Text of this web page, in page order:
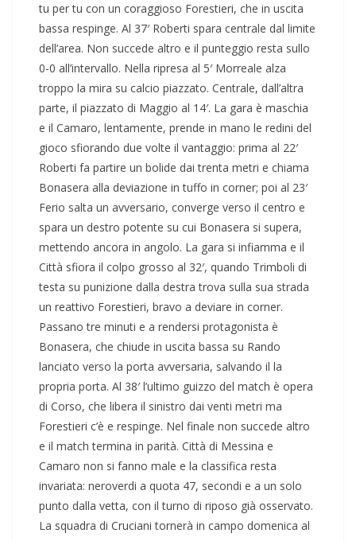
tu per tu con un coraggioso Forestieri, che in uscita
bassa respinge. Al 37′ Roberti spara centrale dal limite
dell’area. Non succede altro e il punteggio resta sullo
0-0 all’intervallo. Nella ripresa al 5′ Morreale alza
troppo la mira su calcio piazzato. Centrale, dall’altra
parte, il piazzato di Maggio al 14′. La gara è maschia
e il Camaro, lentamente, prende in mano le redini del
gioco sfiorando due volte il vantaggio: prima al 22′
Roberti fa partire un bolide dai trenta metri e chiama
Bonasera alla deviazione in tuffo in corner; poi al 23′
Ferio salta un avversario, converge verso il centro e
spara un destro potente su cui Bonasera si supera,
mettendo ancora in angolo. La gara si infiamma e il
Città sfiora il colpo grosso al 32′, quando Trimboli di
testa su punizione dalla destra trova sulla sua strada
un reattivo Forestieri, bravo a deviare in corner.
Passano tre minuti e a rendersi protagonista è
Bonasera, che chiude in uscita bassa su Rando
lanciato verso la porta avversaria, salvando il la
propria porta. Al 38′ l’ultimo guizzo del match è opera
di Corso, che libera il sinistro dai venti metri ma
Forestieri c’è e respinge. Nel finale non succede altro
e il match termina in parità. Città di Messina e
Camaro non si fanno male e la classifica resta
invariata: neroverdi a quota 47, secondi e a un solo
punto dalla vetta, con il turno di riposo già osservato.
La squadra di Cruciani tornerà in campo domenica al